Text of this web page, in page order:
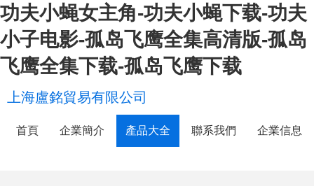
功夫小蝇女主角-功夫小蝇下载-功夫
小子电影-孤岛飞鹰全集高清版-孤岛
飞鹰全集下载-孤岛飞鹰下载
上海盧銘貿易有限公司
首頁 企業簡介 產品大全 聯系我們 企業信息